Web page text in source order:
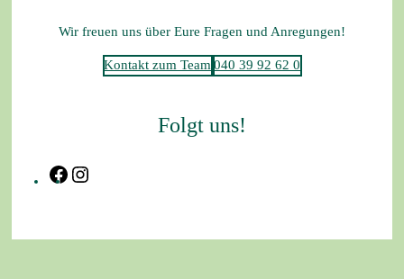
Wir freuen uns über Eure Fragen und Anregungen!
Kontakt zum Team 040 39 92 62 0
Folgt uns!
Facebook